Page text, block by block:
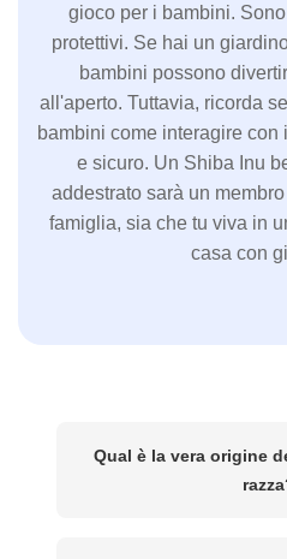
gioco per i bambini.
protettivi. Se hai un
bambini possono
all'aperto. Tuttavia, ricorda
bambini come interagire
e sicuro. Un Shiba Inu
addestrato sarà un
famiglia, sia che tu viva in
casa con
Qual è la vera origine